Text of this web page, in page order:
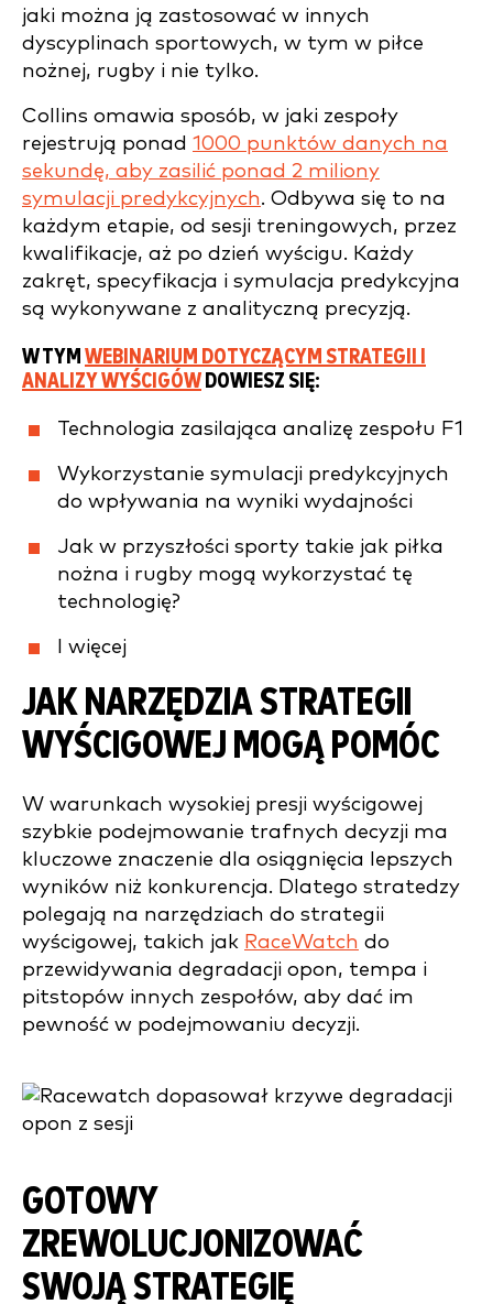
jaki można ją zastosować w innych
dyscyplinach sportowych, w tym w piłce
nożnej, rugby i nie tylko.
Collins omawia sposób, w jaki zespoły
rejestrują ponad 1000 punktów danych na
sekundę, aby zasilić ponad 2 miliony
symulacji predykcyjnych. Odbywa się to na
każdym etapie, od sesji treningowych, przez
kwalifikacje, aż po dzień wyścigu. Każdy
zakręt, specyfikacja i symulacja predykcyjna
są wykonywane z analityczną precyzją.
W TYM WEBINARIUM DOTYCZĄCYM STRATEGII I
ANALIZY WYŚCIGÓW DOWIESZ SIĘ:
Technologia zasilająca analizę zespołu F1
Wykorzystanie symulacji predykcyjnych
do wpływania na wyniki wydajności
Jak w przyszłości sporty takie jak piłka
nożna i rugby mogą wykorzystać tę
technologię?
I więcej
JAK NARZĘDZIA STRATEGII
WYŚCIGOWEJ MOGĄ POMÓC
W warunkach wysokiej presji wyścigowej
szybkie podejmowanie trafnych decyzji ma
kluczowe znaczenie dla osiągnięcia lepszych
wyników niż konkurencja. Dlatego stratedzy
polegają na narzędziach do strategii
wyścigowej, takich jak RaceWatch do
przewidywania degradacji opon, tempa i
pitstopów innych zespołów, aby dać im
pewność w podejmowaniu decyzji.
GOTOWY
ZREWOLUCJONIZOWAĆ
SWOJĄ STRATEGIĘ